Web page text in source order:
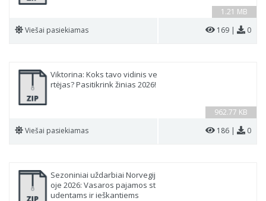
1.21 MB
Viešai pasiekiamas 169 | 0
962.77 KB
Viktorina: Koks tavo vidinis ve
rtėjas? Pasitikrink žinias 2026!
Viešai pasiekiamas 186 | 0
Sezoniniai uždarbiai Norvegij
oje 2026: Vasaros pajamos st
udentams ir ieškantiems